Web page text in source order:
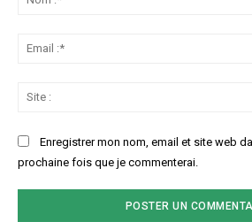
Enregistrer mon nom, email et site web
prochaine fois que je commenterai.